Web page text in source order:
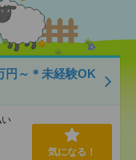
円～＊未経験OK
気になる！